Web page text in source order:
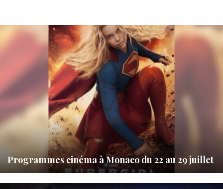
Programmes cinéma à Monaco du 22 au 29 juillet